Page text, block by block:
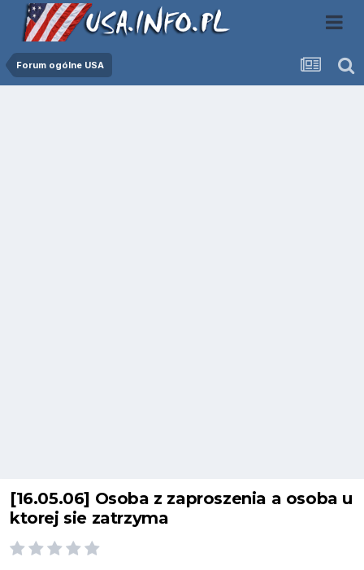
Forum ogólne USA
[16.05.06] Osoba z zaproszenia a osoba u
ktorej sie zatrzyma